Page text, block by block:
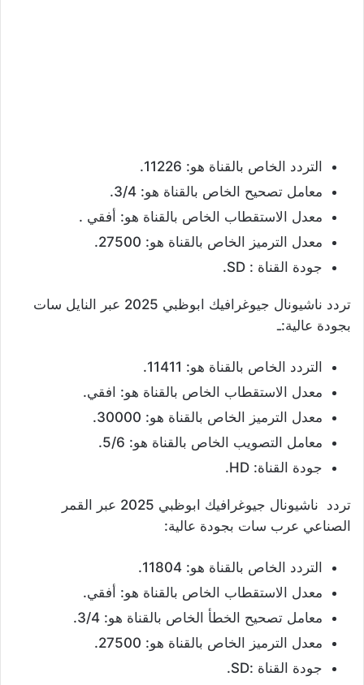
التردد الخاص بالقناة هو: 11226.
معامل تصحيح الخاص بالقناة هو: 3/4.
معدل الاستقطاب الخاص بالقناة هو: أفقي .
معدل الترميز الخاص بالقناة هو: 27500.
جودة القناة : SD.
تردد ناشيونال جيوغرافيك ابوظبي 2025 عبر النايل سات
بجودة عالية:ـ
التردد الخاص بالقناة هو: 11411.
معدل الاستقطاب الخاص بالقناة هو: افقي.
معدل الترميز الخاص بالقناة هو: 30000.
معامل التصويب الخاص بالقناة هو: 5/6.
جودة القناة: HD.
تردد ناشيونال جيوغرافيك ابوظبي 2025 عبر القمر
الصناعي عرب سات بجودة عالية:
التردد الخاص بالقناة هو: 11804.
معدل الاستقطاب الخاص بالقناة هو: أفقي.
معامل تصحيح الخطأ الخاص بالقناة هو: 3/4.
معدل الترميز الخاص بالقناة هو: 27500.
جودة القناة :SD.